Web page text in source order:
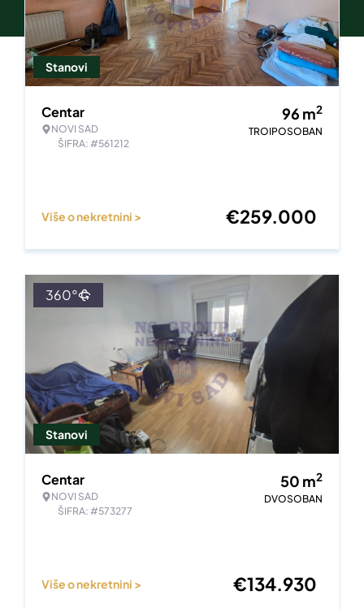
Stanovi
Centar
NOVI SAD
ŠIFRA: #561212
96 m2
TROIPOSOBAN
Više o nekretnini > €259.000
Stanovi
360°
Centar
NOVI SAD
ŠIFRA: #573277
50 m2
DVOSOBAN
Više o nekretnini > €134.930